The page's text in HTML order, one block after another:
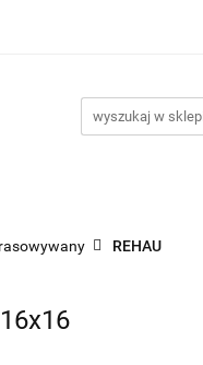
SZTUKI! O nas
REHAU